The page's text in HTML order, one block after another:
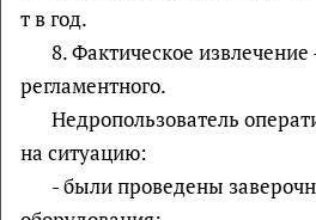
т в год.
8. Фактическое
регламентного.
Недропользователь
на ситуацию:
- были проведены